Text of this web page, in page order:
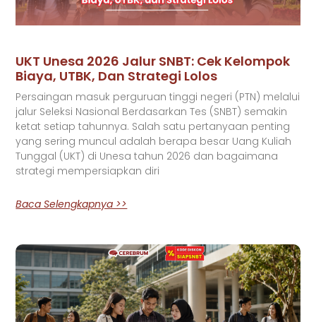
UKT Unesa 2026 Jalur SNBT: Cek Kelompok
Biaya, UTBK, Dan Strategi Lolos
Persaingan masuk perguruan tinggi negeri (PTN) melalui
jalur Seleksi Nasional Berdasarkan Tes (SNBT) semakin
ketat setiap tahunnya. Salah satu pertanyaan penting
yang sering muncul adalah berapa besar Uang Kuliah
Tunggal (UKT) di Unesa tahun 2026 dan bagaimana
strategi mempersiapkan diri
Baca Selengkapnya >>